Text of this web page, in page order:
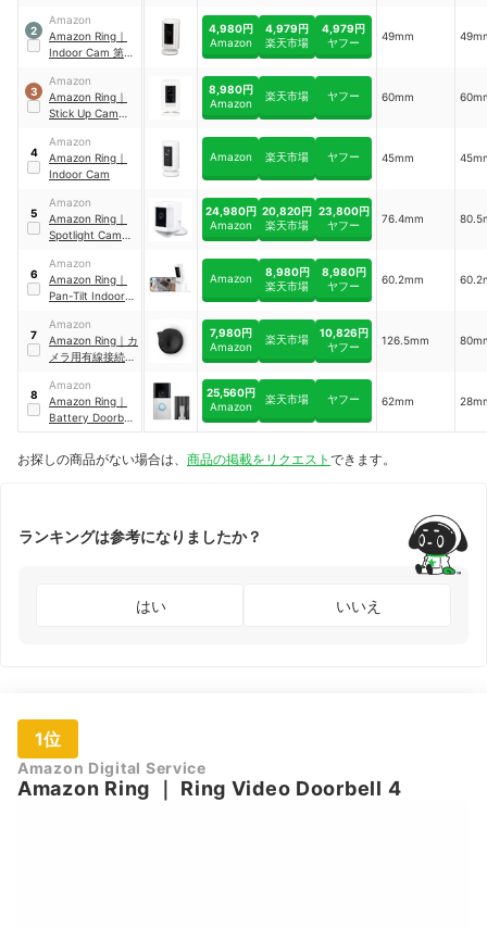
2
Amazon
Amazon Ring ｜
Indoor Cam 第2
4,980円
Amazon
4,979円
楽天市場
4,979円
ヤフー
49mm
3
Amazon
Amazon Ring ｜
Stick Up Cam
8,980円
Amazon
楽天市場 ヤフー 60mm
4
Amazon
Amazon Ring ｜
Indoor Cam
Amazon 楽天市場 ヤフー 45mm
5
Amazon
Amazon Ring ｜
Spotlight Cam
24,980円
Amazon
20,820円
楽天市場
23,800円
ヤフー
76.4mm
6
Amazon
Amazon Ring ｜
Pan-Tilt Indoor
Amazon
8,980円
楽天市場
8,980円
ヤフー
60.2mm
7
Amazon
Amazon Ring ｜ カ
メラ用有線接続キ
7,980円
Amazon
楽天市場
10,826円
ヤフー
126.5mm
8
Amazon
Amazon Ring ｜
Battery Doorbell
Plus
25,560円
Amazon
楽天市場 ヤフー 62mm
お探しの商品がない場合は、 商品の掲載をリクエスト できます。
ランキングは参考になりましたか？
はい いいえ
1位
Amazon Digital Service
Amazon Ring Ring Video Doorbell 4